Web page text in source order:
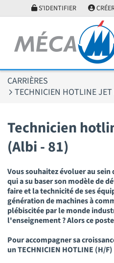
S'IDENTIFIER
CARRIÈRES
TECHNICIEN HOTLINE
Technicien
(Albi - 81)
Vous souhaitez évoluer au
qui a su baser son modèle de
faire et la technicité de ses
génération de machines à
plébiscitée par le monde
l'enseignement ? Alors ce
Pour accompagner sa
un TECHNICIEN HOTLINE (H/F)
Panneau de gestion des cookies